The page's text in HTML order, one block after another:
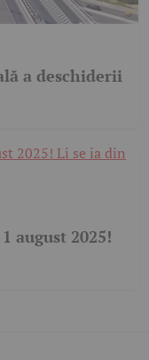
a deschiderii
august 2025!